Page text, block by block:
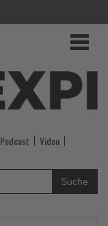
Podcast
Video
Suche